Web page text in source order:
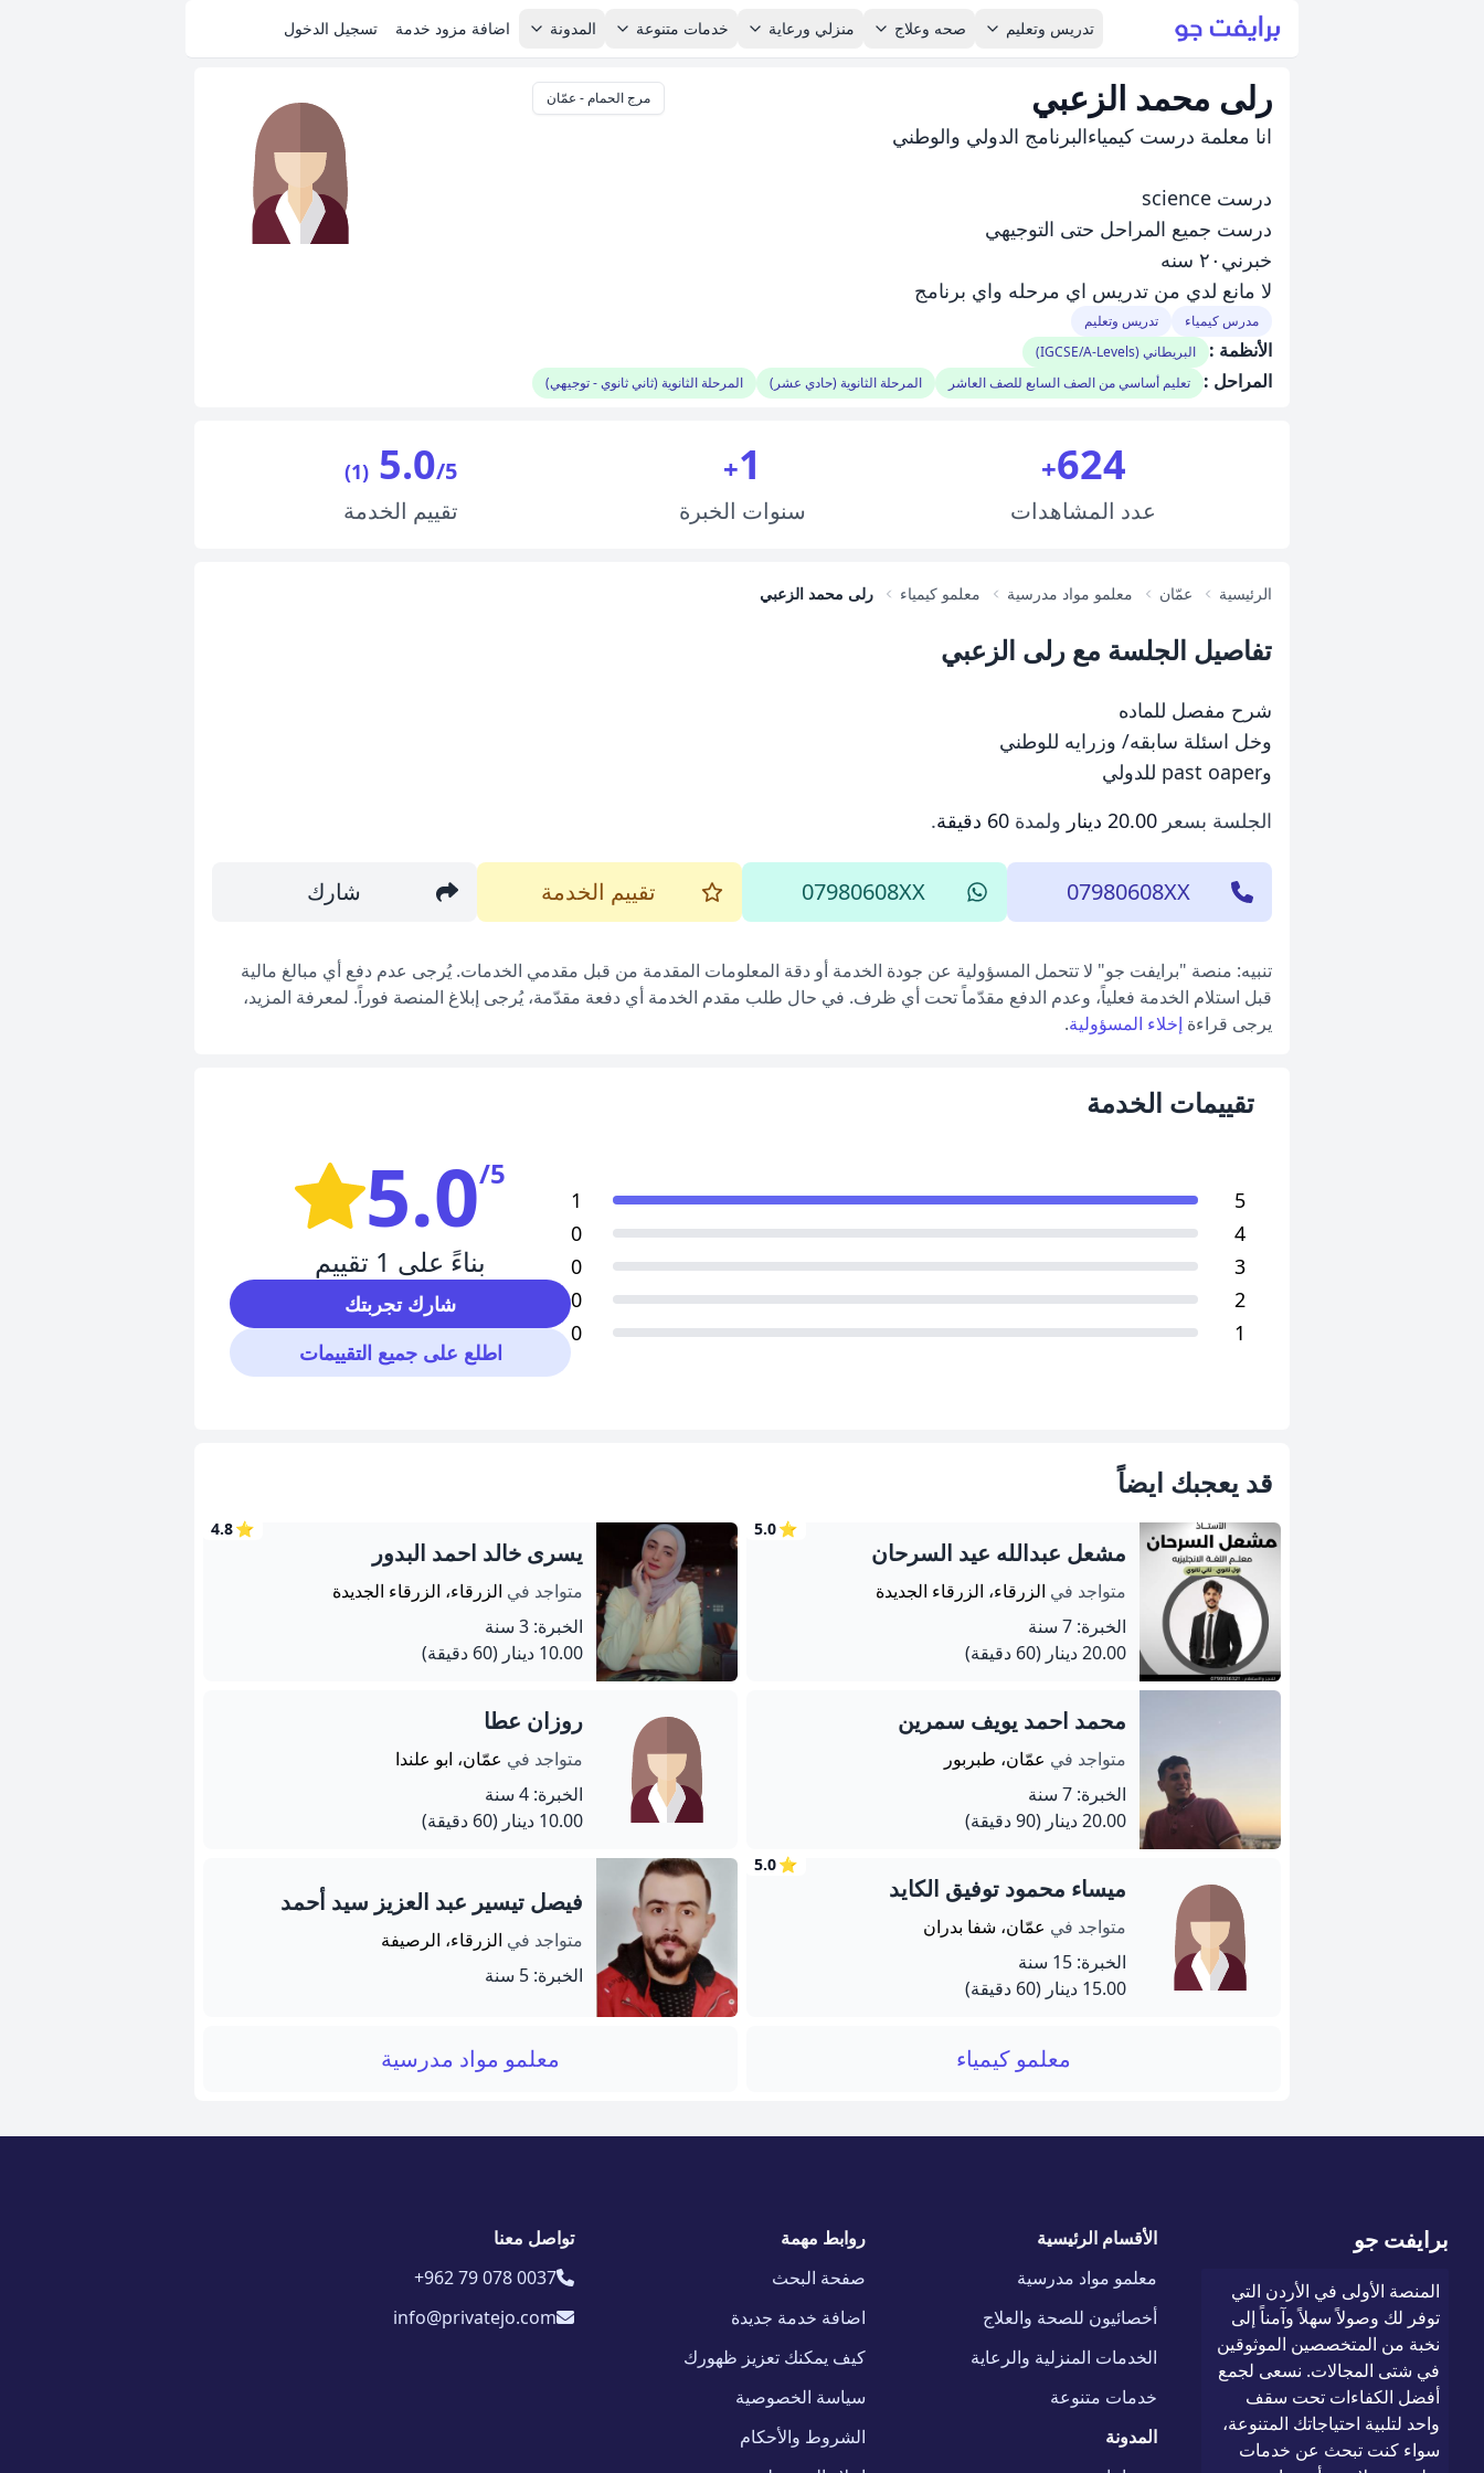
تدريس وتعليم صحه وعلاج منزلي ورعاية خدمات متنوعة المدونة اضافة مزود خدمة تسجيل الدخول
رلى محمد الزعبي مرج الحمام - عمّان
انا معلمة درست كيمياءالبرنامج الدولي والوطني
درست science
درست جميع المراحل حتى التوجيهي
خبرني٢٠ سنه
لا مانع لدي من تدريس اي مرحله واي برنامج
مدرس كيمياء تدريس وتعليم
الأنظمة : البريطاني (IGCSE/A-Levels)
المراحل : تعليم أساسي من الصف السابع للصف العاشر المرحلة الثانوية (حادي عشر) المرحلة الثانوية (ثاني ثانوي - توجيهي)
624
+
عدد المشاهدات
1
+
سنوات الخبرة
5.0/5
(1)
تقييم الخدمة
الرئيسية عمّان معلمو مواد مدرسية معلمو كيمياء رلى محمد الزعبي
تفاصيل الجلسة مع رلى الزعبي
شرح مفصل للماده
وخل اسئلة سابقه/ وزرايه للوطني
وpast oaper للدولي
الجلسة بسعر 20.00 دينار ولمدة 60 دقيقة .
07980608XX
07980608XX تقييم الخدمة شارك
تنبيه: منصة "برايفت جو" لا تتحمل المسؤولية عن جودة الخدمة أو دقة المعلومات المقدمة من قبل مقدمي الخدمات. يُرجى عدم دفع أي مبالغ مالية
قبل استلام الخدمة فعلياً، وعدم الدفع مقدّماً تحت أي ظرف. في حال طلب مقدم الخدمة أي دفعة مقدّمة، يُرجى إبلاغ المنصة فوراً. لمعرفة المزيد،
يرجى قراءة إخلاء المسؤولية.
تقييمات الخدمة
5
1
4
0
3
0
2
0
1
0
5.0/5
بناءً على 1 تقييم
شارك تجربتك
اطلع على جميع التقييمات
قد يعجبك ايضاً
⭐
5.0
مشعل عبدالله عيد السرحان
متواجد في الزرقاء، الزرقاء الجديدة
الخبرة: 7 سنة
20.00 دينار
(60 دقيقة)
⭐
4.8
يسرى خالد احمد البدور
متواجد في الزرقاء، الزرقاء الجديدة
الخبرة: 3 سنة
10.00 دينار
(60 دقيقة)
محمد احمد يويف سمرين
متواجد في عمّان، طبربور
الخبرة: 7 سنة
20.00 دينار
(90 دقيقة)
روزان عطا
متواجد في عمّان، ابو علندا
الخبرة: 4 سنة
10.00 دينار
(60 دقيقة)
⭐
5.0
ميساء محمود توفيق الكايد
متواجد في عمّان، شفا بدران
الخبرة: 15 سنة
15.00 دينار
(60 دقيقة)
فيصل تيسير عبد العزيز سيد أحمد
متواجد في الزرقاء، الرصيفة
الخبرة: 5 سنة
معلمو كيمياء معلمو مواد مدرسية
برايفت جو
المنصة الأولى في الأردن التي
توفر لك وصولاً سهلاً وآمناً إلى
نخبة من المتخصصين الموثوقين
في شتى المجالات. نسعى لجمع
أفضل الكفاءات تحت سقف
واحد لتلبية احتياجاتك المتنوعة،
سواء كنت تبحث عن خدمات
الأقسام الرئيسية
معلمو مواد مدرسية
أخصائيون للصحة والعلاج
الخدمات المنزلية والرعاية
خدمات متنوعة
المدونة
روابط مهمة
صفحة البحث
اضافة خدمة جديدة
كيف يمكنك تعزيز ظهورك
سياسة الخصوصية
الشروط والأحكام
تواصل معنا
+962 79 078 0037
info@privatejo.com